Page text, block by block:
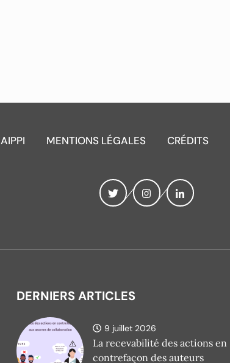
AIPPI MENTIONS LÉGALES CRÉDITS
DERNIERS ARTICLES
9 juillet 2026
La recevabilité des actions en
contrefaçon des auteurs